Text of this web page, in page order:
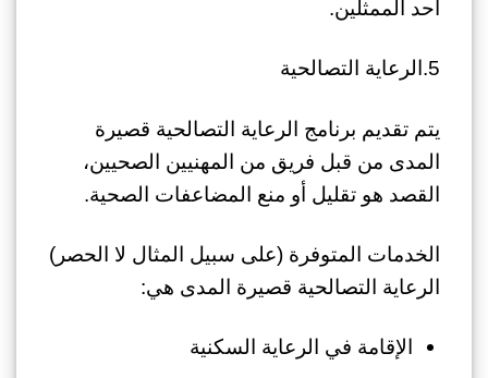
أحد الممثلين.
5.الرعاية التصالحية
يتم تقديم برنامج الرعاية التصالحية قصيرة
المدى من قبل فريق من المهنيين الصحيين،
القصد هو تقليل أو منع المضاعفات الصحية.
الخدمات المتوفرة (على سبيل المثال لا الحصر)
الرعاية التصالحية قصيرة المدى هي:
الإقامة في الرعاية السكنية